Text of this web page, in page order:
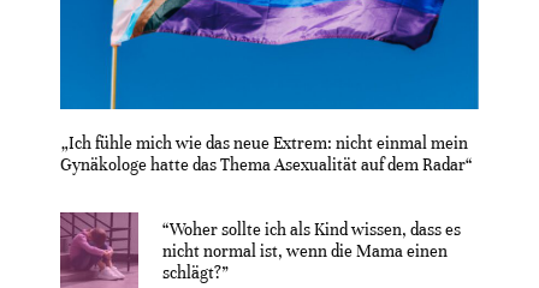
„Ich fühle mich wie das neue Extrem: nicht einmal mein
Gynäkologe hatte das Thema Asexualität auf dem Radar“
“Woher sollte ich als Kind wissen, dass es
nicht normal ist, wenn die Mama einen
schlägt?”